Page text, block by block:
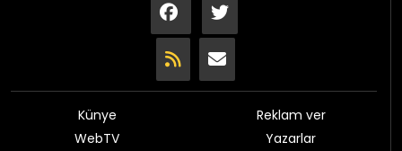
Künye
WebTV
Reklam ver
Yazarlar